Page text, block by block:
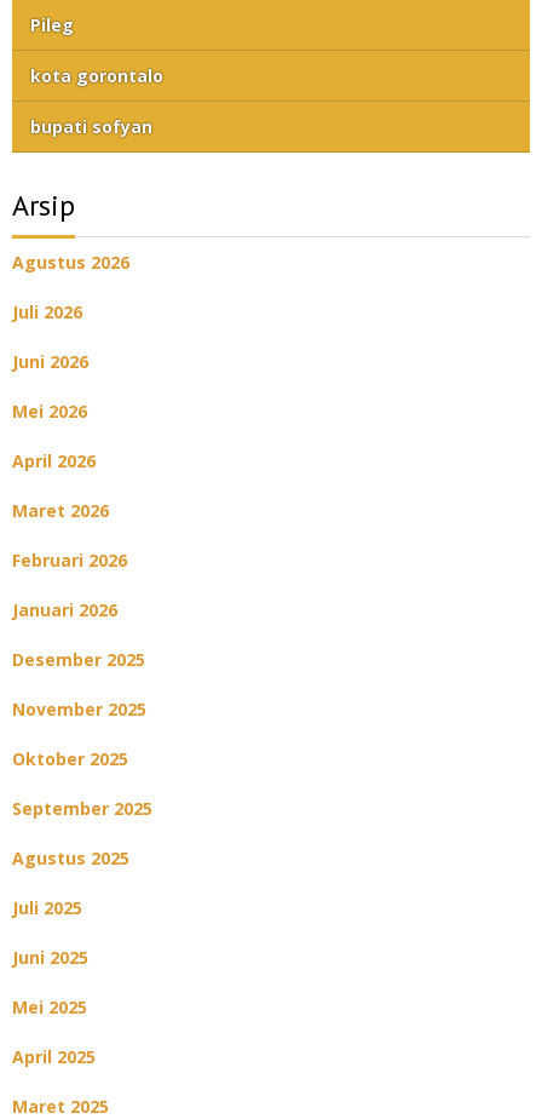
Pileg
kota gorontalo
bupati sofyan
Arsip
Agustus 2026
Juli 2026
Juni 2026
Mei 2026
April 2026
Maret 2026
Februari 2026
Januari 2026
Desember 2025
November 2025
Oktober 2025
September 2025
Agustus 2025
Juli 2025
Juni 2025
Mei 2025
April 2025
Maret 2025